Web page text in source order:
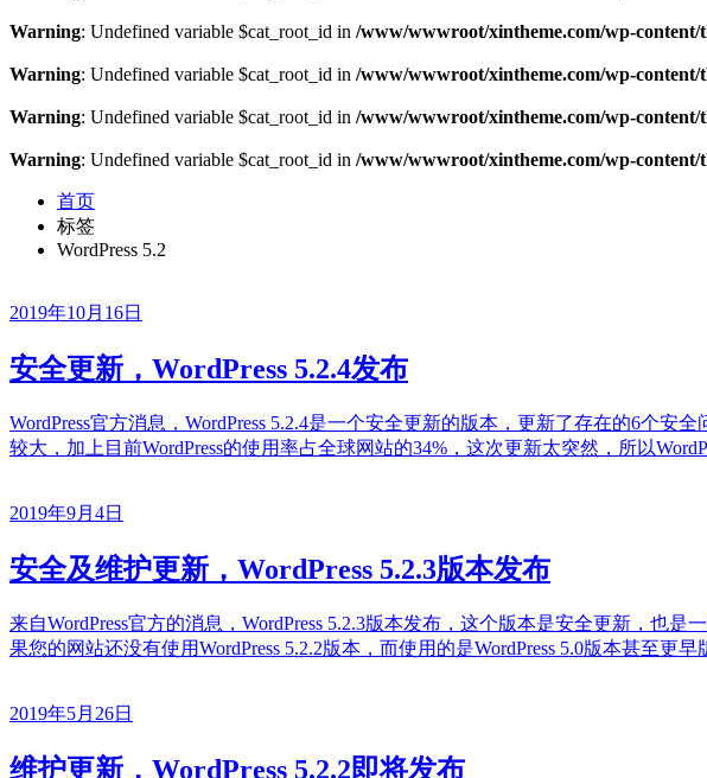
Warning: Undefined variable $cat_root_id in /www/wwwroot/xintheme.com/wp-
Warning: Undefined variable $cat_root_id in /www/wwwroot/xintheme.com/wp-
Warning: Undefined variable $cat_root_id in /www/wwwroot/xintheme.com/wp-
Warning: Undefined variable $cat_root_id in /www/wwwroot/xintheme.com/wp-
首页
标签
WordPress 5.2
2019年10月16日
安全更新，WordPress 5.2.4发布
WordPress官方消息，WordPress 5.2.4是一个安全更新的版本，更新了存在的6个安
较大，加上目前WordPress的使用率占全球网站的34%，这次更新太突然，所以
2019年9月4日
安全及维护更新，WordPress 5.2.3版本发布
来自WordPress官方的消息，WordPress 5.2.3版本发布，这个版本是安全更新，也
果您的网站还没有使用WordPress 5.2.2版本，而使用的是WordPress 5.0版本甚至
2019年5月26日
维护更新，WordPress 5.2.2即将发布